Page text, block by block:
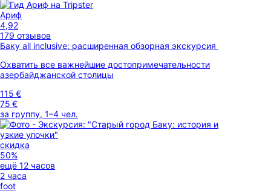
Ариф
4,92
179 отзывов
Баку all inclusive: расширенная обзорная экскурсия
Охватить все важнейшие достопримечательности
азербайджанской столицы
115 €
75 €
за группу, 1–4 чел.
скидка
50%
ещё 12 часов
2 часа
foot